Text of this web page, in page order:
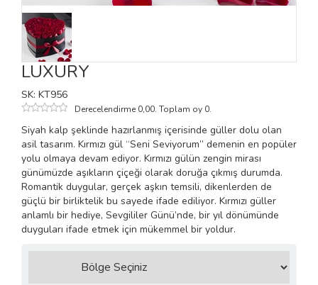
LUXURY
SK: KT956
Derecelendirme 0,00. Toplam oy 0.
Siyah kalp şeklinde hazırlanmış içerisinde güller dolu olan
asil tasarım. Kırmızı gül “Seni Seviyorum” demenin en popüler
yolu olmaya devam ediyor. Kırmızı gülün zengin mirası
günümüzde aşıkların çiçeği olarak doruğa çıkmış durumda.
Romantik duygular, gerçek aşkın temsili, dikenlerden de
güçlü bir birliktelik bu sayede ifade ediliyor. Kırmızı güller
anlamlı bir hediye, Sevgililer Günü’nde, bir yıl dönümünde
duyguları ifade etmek için mükemmel bir yoldur.